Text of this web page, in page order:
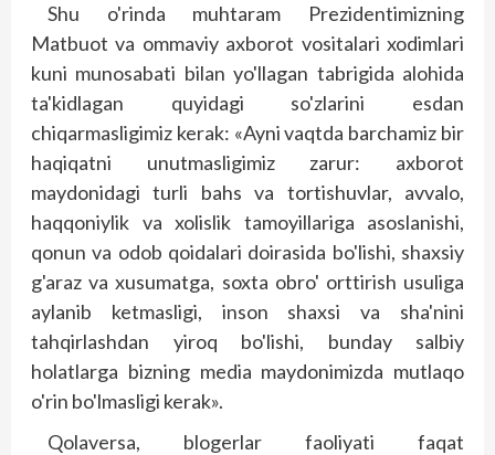
Shu o'rinda muhtaram Prezidentimizning
Matbuot va ommaviy axborot vositalari xodimlari
kuni munosabati bilan yo'llagan tabrigida alohida
ta'kidlagan quyidagi so'zlarini esdan
chiqarmasligimiz kerak: «Ayni vaqtda barchamiz bir
haqiqatni unutmasligimiz zarur: axborot
maydonidagi turli bahs va tortishuvlar, avvalo,
haqqoniylik va xolislik tamoyillariga asoslanishi,
qonun va odob qoidalari doirasida bo'lishi, shaxsiy
g'araz va xusumatga, soxta obro' orttirish usuliga
aylanib ketmasligi, inson shaxsi va sha'nini
tahqirlashdan yiroq bo'lishi, bunday salbiy
holatlarga bizning media maydonimizda mutlaqo
o'rin bo'lmasligi kerak».
Qolaversa, blogerlar faoliyati faqat